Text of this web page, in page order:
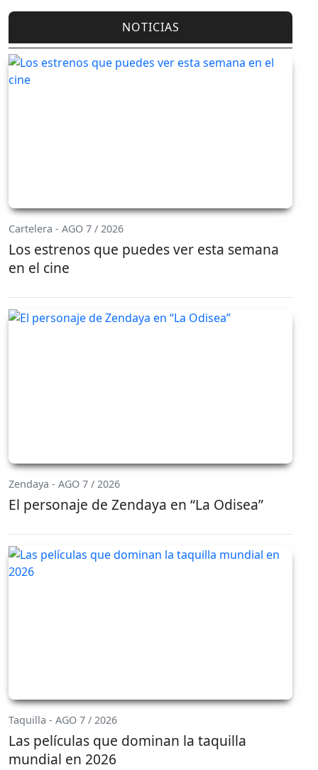
NOTICIAS
Cartelera - AGO 7 / 2026
Los estrenos que puedes ver esta semana
en el cine
Zendaya - AGO 7 / 2026
El personaje de Zendaya en “La Odisea”
Taquilla - AGO 7 / 2026
Las películas que dominan la taquilla
mundial en 2026